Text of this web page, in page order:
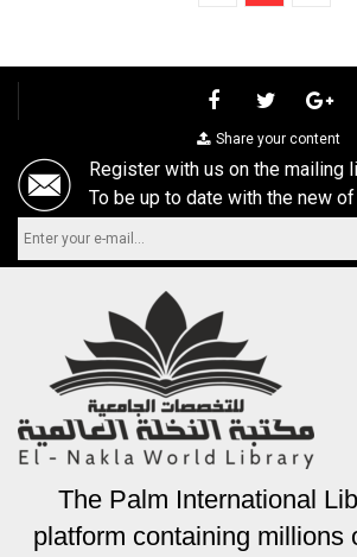
Share your content
Register with us on the mailing
To be up to date with the new
The Palm International
platform containing millions